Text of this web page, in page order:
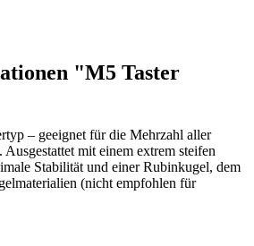
"M5 Taster
– geeignet für die Mehrzahl aller
Ausgestattet mit einem extrem steifen
Stabilität und einer Rubinkugel, dem
(nicht empfohlen für